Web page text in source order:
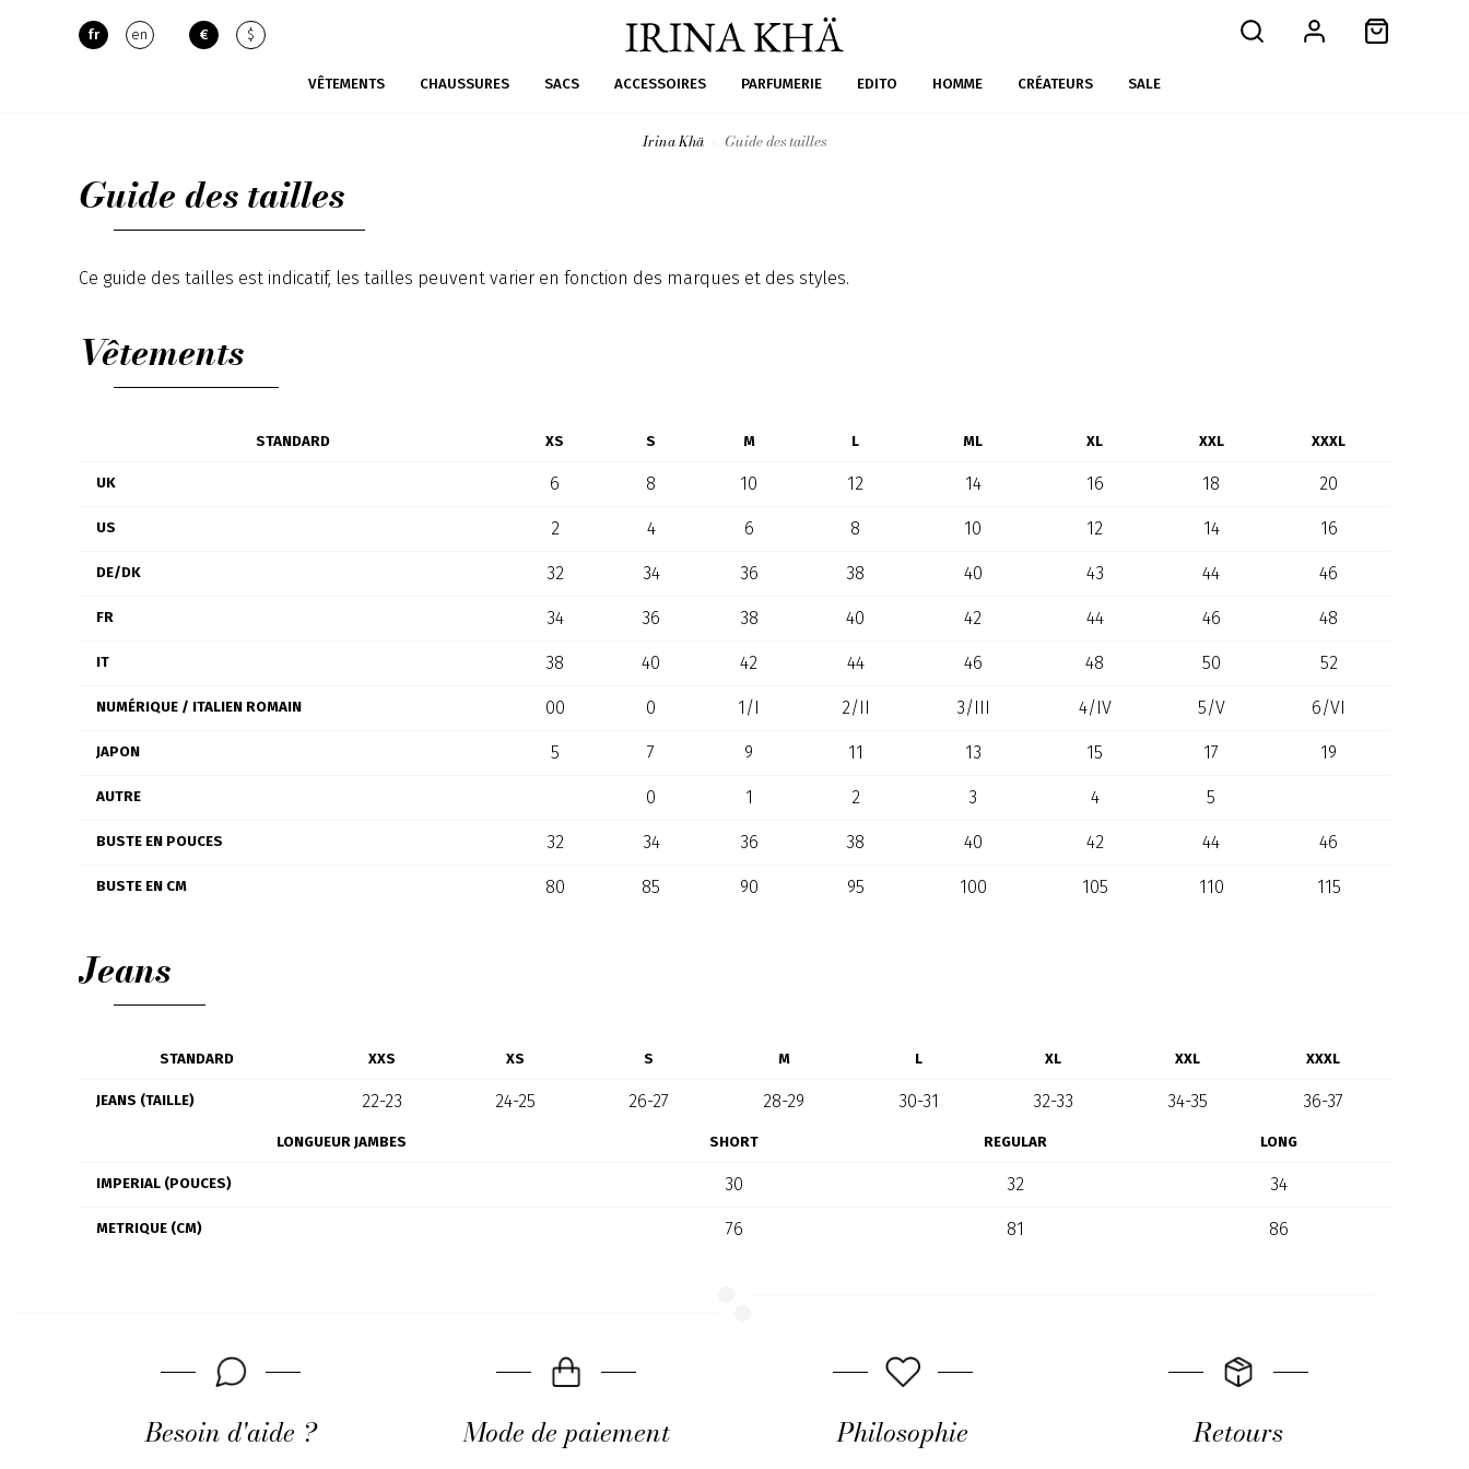
fr en € $
VÊTEMENTS CHAUSSURES SACS ACCESSOIRES PARFUMERIE EDITO HOMME CRÉATEURS SALE
Irina Khä Guide des tailles
Guide des tailles
Ce guide des tailles est indicatif, les tailles peuvent varier en fonction des marques et des styles.
Vêtements
STANDARD XS S M L ML XL XXL XXXL
UK 6 8 10 12 14 16 18 20
US 2 4 6 8 10 12 14 16
DE/DK 32 34 36 38 40 43 44 46
FR 34 36 38 40 42 44 46 48
IT 38 40 42 44 46 48 50 52
NUMÉRIQUE / ITALIEN ROMAIN 00 0 1/I 2/II 3/III 4/IV 5/V 6/VI
JAPON 5 7 9 11 13 15 17 19
AUTRE 0 1 2 3 4 5
BUSTE EN POUCES 32 34 36 38 40 42 44 46
BUSTE EN CM 80 85 90 95 100 105 110 115
Jeans
STANDARD XXS XS S M L XL XXL XXXL
JEANS (TAILLE) 22-23 24-25 26-27 28-29 30-31 32-33 34-35 36-37
LONGUEUR JAMBES SHORT REGULAR LONG
IMPERIAL (POUCES) 30 32 34
METRIQUE (CM) 76 81 86
Besoin d'aide ? Mode de paiement Philosophie Retours